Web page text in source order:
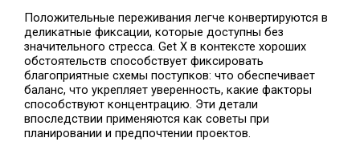
Положительные переживания легче конвертируются в
деликатные фиксации, которые доступны без
значительного стресса. Get X в контексте хороших
обстоятельств способствует фиксировать
благоприятные схемы поступков: что обеспечивает
баланс, что укрепляет уверенность, какие факторы
способствуют концентрацию. Эти детали
впоследствии применяются как советы при
планировании и предпочтении проектов.